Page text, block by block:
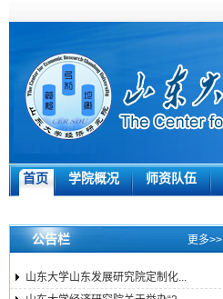
首页 学院概况 师资队伍
公告栏 更多>>
山东大学山东发展研究院定制化...